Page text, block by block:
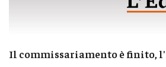
Il commissariamento è finito,